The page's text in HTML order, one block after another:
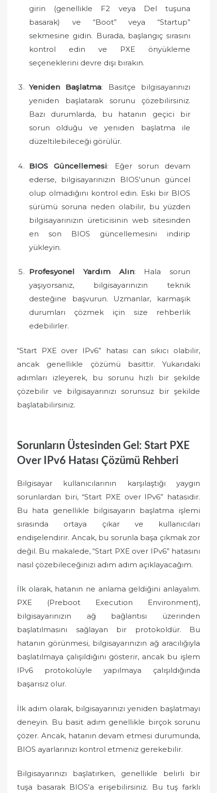
girin (genellikle F2 veya Del tuşuna
basarak) ve “Boot” veya “Startup”
sekmesine gidin. Burada, başlangıç sırasını
kontrol edin ve PXE önyükleme
seçeneklerini devre dışı bırakın.
Yeniden Başlatma: Basitçe bilgisayarınızı
yeniden başlatarak sorunu çözebilirsiniz.
Bazı durumlarda, bu hatanın geçici bir
sorun olduğu ve yeniden başlatma ile
düzeltilebileceği görülür.
BIOS Güncellemesi: Eğer sorun devam
ederse, bilgisayarınızın BIOS'unun güncel
olup olmadığını kontrol edin. Eski bir BIOS
sürümü soruna neden olabilir, bu yüzden
bilgisayarınızın üreticisinin web sitesinden
en son BIOS güncellemesini indirip
yükleyin.
Profesyonel Yardım Alın: Hala sorun
yaşıyorsanız, bilgisayarınızın teknik
desteğine başvurun. Uzmanlar, karmaşık
durumları çözmek için size rehberlik
edebilirler.
“Start PXE over IPv6” hatası can sıkıcı olabilir,
ancak genellikle çözümü basittir. Yukarıdaki
adımları izleyerek, bu sorunu hızlı bir şekilde
çözebilir ve bilgisayarınızı sorunsuz bir şekilde
başlatabilirsiniz.
Sorunların Üstesinden Gel: Start PXE
Over IPv6 Hatası Çözümü Rehberi
Bilgisayar kullanıcılarının karşılaştığı yaygın
sorunlardan biri, “Start PXE over IPv6” hatasıdır.
Bu hata genellikle bilgisayarın başlatma işlemi
sırasında ortaya çıkar ve kullanıcıları
endişelendirir. Ancak, bu sorunla başa çıkmak zor
değil. Bu makalede, “Start PXE over IPv6” hatasını
nasıl çözebileceğinizi adım adım açıklayacağım.
İlk olarak, hatanın ne anlama geldiğini anlayalım.
PXE (Preboot Execution Environment),
bilgisayarınızın ağ bağlantısı üzerinden
başlatılmasını sağlayan bir protokoldür. Bu
hatanın görünmesi, bilgisayarınızın ağ aracılığıyla
başlatılmaya çalışıldığını gösterir, ancak bu işlem
IPv6 protokolüyle yapılmaya çalışıldığında
başarısız olur.
İlk adım olarak, bilgisayarınızı yeniden başlatmayı
deneyin. Bu basit adım genellikle birçok sorunu
çözer. Ancak, hatanın devam etmesi durumunda,
BIOS ayarlarınızı kontrol etmeniz gerekebilir.
Bilgisayarınızı başlatırken, genellikle belirli bir
tuşa basarak BIOS'a erişebilirsiniz. Bu tuş farklı